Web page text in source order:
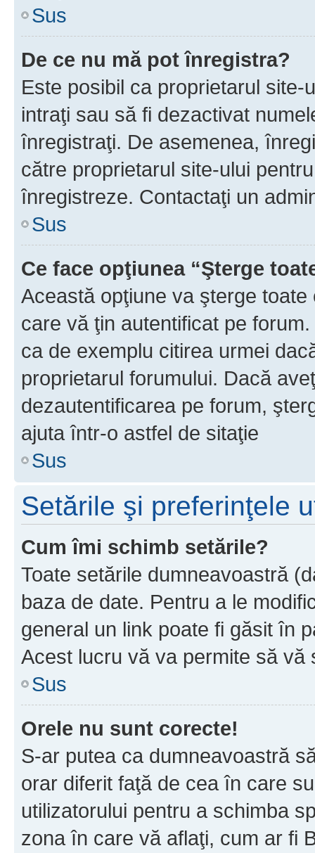
Sus
De ce nu mă pot înregistra?
Este posibil ca proprietarul
intraţi sau să fi dezactivat
înregistraţi. De asemenea,
către proprietarul site-ului
înregistreze. Contactaţi un
Sus
Ce face opţiunea “Şterge
Această opţiune va şterge
care vă ţin autentificat pe
ca de exemplu citirea urmei
proprietarul forumului. Dacă
dezautentificarea pe forum,
ajuta într-o astfel de sitaţie
Sus
Setările şi preferinţele
Cum îmi schimb setările?
Toate setările dumneavoastră
baza de date. Pentru a le
general un link poate fi găsit în
Acest lucru vă va permite să vă
Sus
Orele nu sunt corecte!
S-ar putea ca dumneavoastră
orar diferit faţă de cea în care
utilizatorului pentru a schimba
zona în care vă aflaţi, cum ar fi